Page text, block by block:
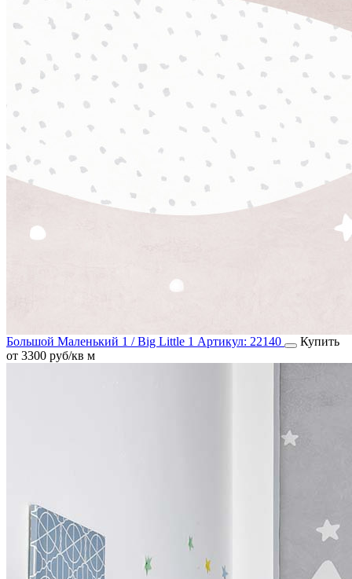
Большой Маленький 1 / Big Little 1 Артикул: 22140
Купить
от 3300 руб/кв м